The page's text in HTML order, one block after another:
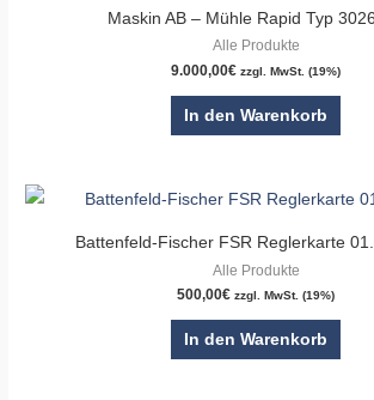
Maskin AB – Mühle Rapid Typ
Alle Produkte
9.000,00€ zzgl. MwSt. (19%)
In den Warenkorb
Battenfeld-Fischer FSR Reglerkarte
Alle Produkte
500,00€ zzgl. MwSt. (19%)
In den Warenkorb